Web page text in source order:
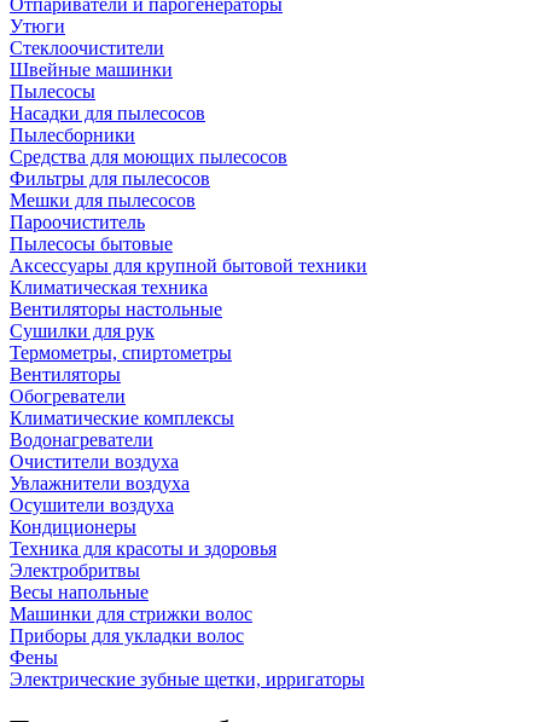
Утюги
Стеклоочистители
Швейные машинки
Пылесосы
Насадки для пылесосов
Пылесборники
Средства для моющих пылесосов
Фильтры для пылесосов
Мешки для пылесосов
Пароочиститель
Пылесосы бытовые
Аксессуары для крупной бытовой техники
Климатическая техника
Вентиляторы настольные
Сушилки для рук
Термометры, спиртометры
Вентиляторы
Обогреватели
Климатические комплексы
Водонагреватели
Очистители воздуха
Увлажнители воздуха
Осушители воздуха
Кондиционеры
Техника для красоты и здоровья
Электробритвы
Весы напольные
Машинки для стрижки волос
Приборы для укладки волос
Фены
Электрические зубные щетки, ирригаторы